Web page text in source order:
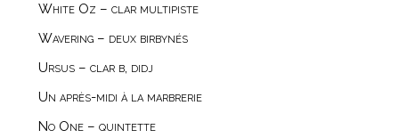
No One – quintette
Un après-midi à la marbrerie
Ursus – clar b, didj
Wavering – deux birbynés
White Oz – clar multipiste